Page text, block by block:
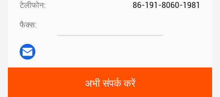
टेलीफोन: 86-191-8060-1981
फैक्स:
अभी संपर्क करें